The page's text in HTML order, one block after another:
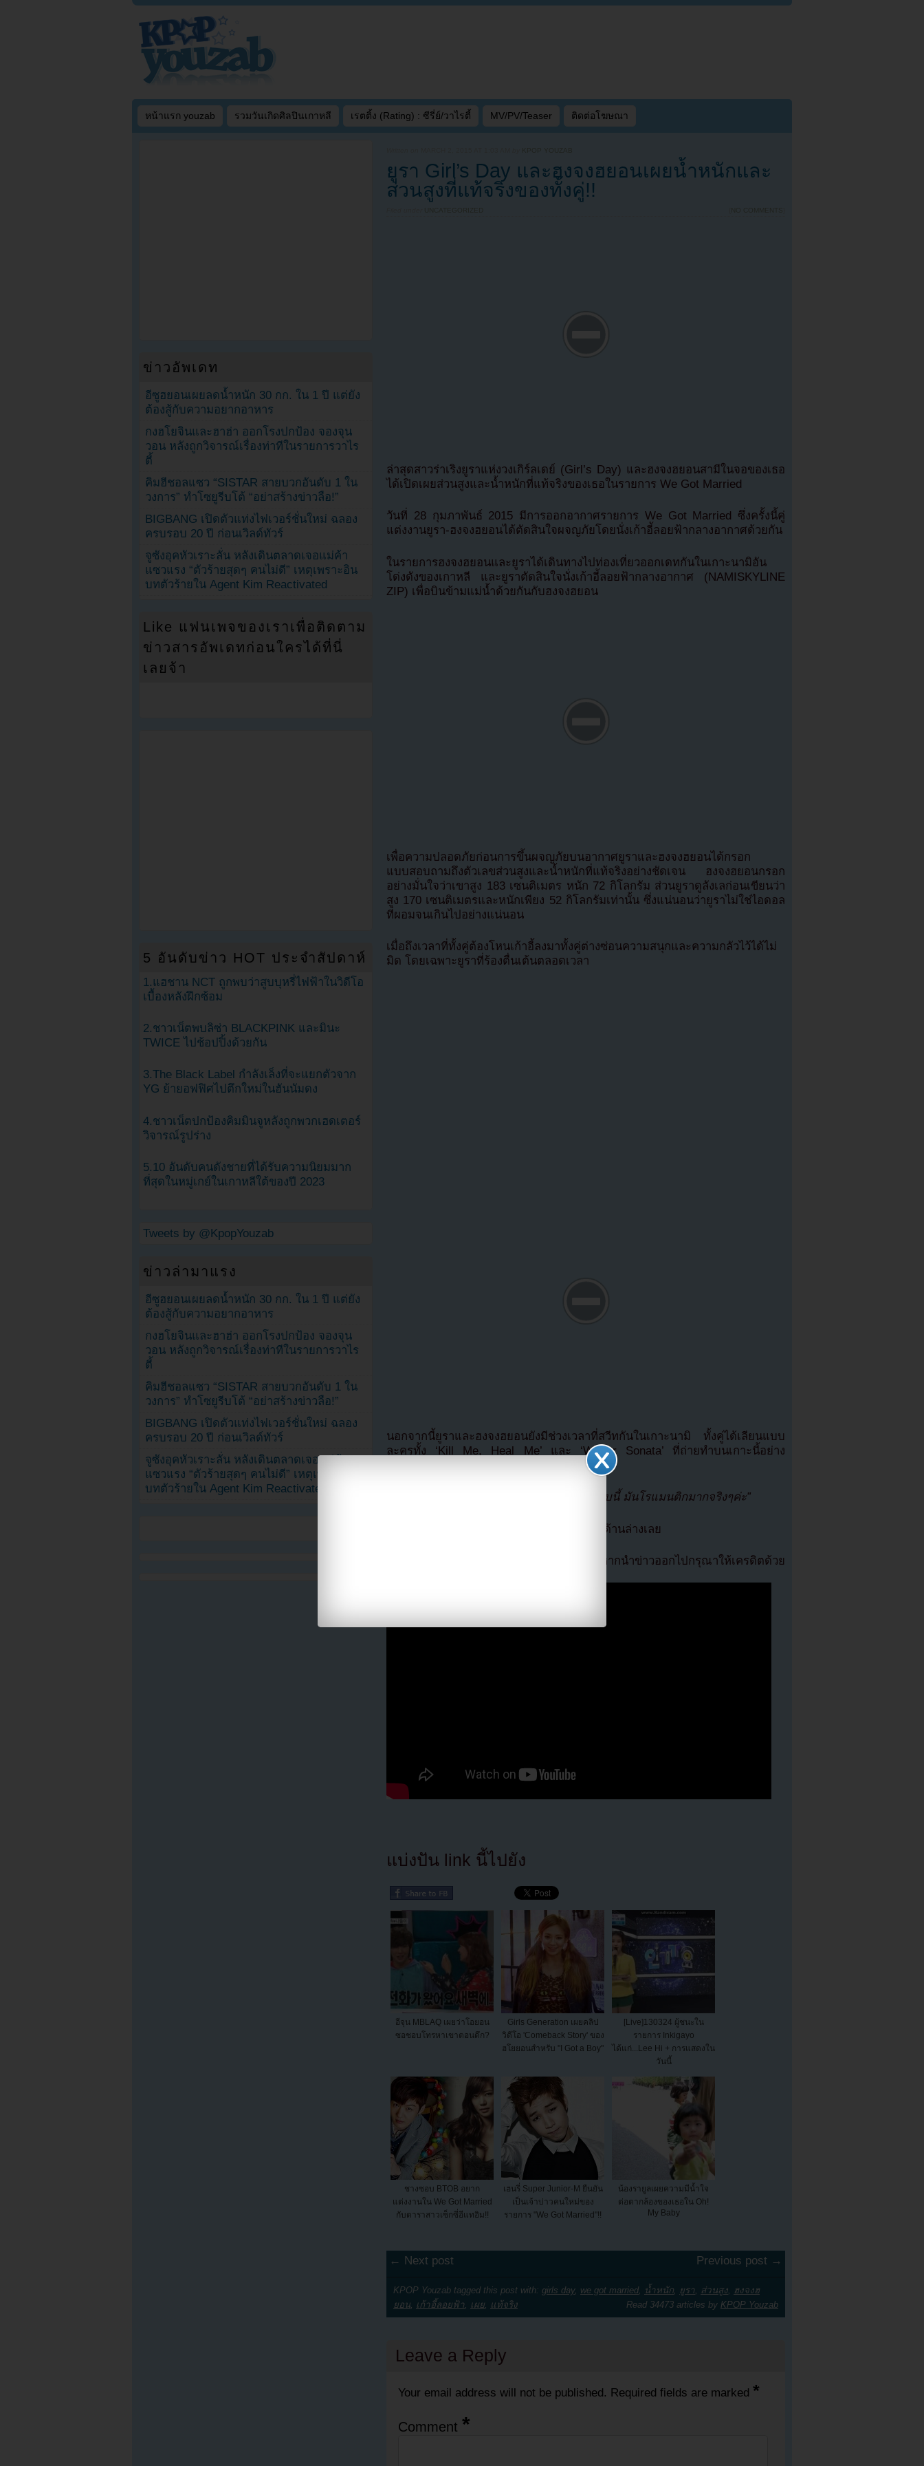
หน้าแรก youzab รวมวันเกิดศิลปินเกาหลี เรตติ้ง (Rating) : ซีรี่ย์/วาไรตี้ MV/PV/Teaser ติดต่อโฆษณา
KPOP YOUZAB
ยูรา Girl’s Day และฮงจงฮยอนเผยน้ำหนักและ
ส่วนสูงที่แท้จริงของทั้งคู่!!
UNCATEGORIZED NO COMMENTS
ล่าสุดสาวร่าเริงยูราแห่งวงเกิร์ลเดย์ (Girl’s Day) และฮงจงฮยอนสามีในจอของเธอ
ได้เปิดเผยส่วนสูงและน้ำหนักที่แท้จริงของเธอในรายการ We Got Married
วันที่ 28 กุมภาพันธ์ 2015 มีการออกอากาศรายการ We Got Married ซึ่งครั้งนี้คู่
แต่งงานยูรา-ฮงจงฮยอนได้ตัดสินใจผจญภัยโดยนั่งเก้าอี้ลอยฟ้ากลางอากาศด้วยกัน
ในรายการฮงจงฮยอนและยูราได้เดินทางไปท่องเที่ยวออกเดทกันในเกาะนามิอัน
โด่งดังของเกาหลี และยูราตัดสินใจนั่งเก้าอี้ลอยฟ้ากลางอากาศ (NAMISKYLINE
ZIP) เพื่อบินข้ามแม่น้ำด้วยกันกับฮงจงฮยอน
เพื่อความปลอดภัยก่อนการขึ้นผจญภัยบนอากาศยูราและฮงจงฮยอนได้กรอก
แบบสอบถามถึงตัวเลขส่วนสูงและน้ำหนักที่แท้จริงอย่างชัดเจน ฮงจงฮยอนกรอก
อย่างมั่นใจว่าเขาสูง 183 เซนติเมตร หนัก 72 กิโลกรัม ส่วนยูราดูลังเลก่อนเขียนว่า
สูง 170 เซนติเมตรและหนักเพียง 52 กิโลกรัมเท่านั้น ซึ่งแน่นอนว่ายูราไม่ใช่ไอดอล
ที่ผอมจนเกินไปอย่างแน่นอน
เมื่อถึงเวลาที่ทั้งคู่ต้องโหนเก้าอี้ลงมาทั้งคู่ต่างซ่อนความสนุกและความกลัวไว้ได้ไม่
มิด โดยเฉพาะยูราที่ร้องตื่นเต้นตลอดเวลา
นอกจากนี้ยูราและฮงจงฮยอนยังมีช่วงเวลาที่สวีทกันในเกาะนามิ ทั้งคู่ได้เลียนแบบ
ละครทั้ง ‘Kill Me, Heal Me’ และ ‘Winter Sonata’ ที่ถ่ายทำบนเกาะนี้อย่าง
สนุกสนาน รวมทั้งยังขี่จักรยานคู่กันอีกด้วย
“นี่เป็นครั้งแรกที่ฉันขี่จักรยานแบบนี้ มันโรแมนติกมากจริงๆค่ะ”
ชมคลิปความน่ารักของฮงจงฮยอนและยูราได้ด้านล่างเลย
หากนำข่าวออกไปกรุณาให้เครดิตด้วย
แบ่งปัน link นี้ไปยัง
อีจุน MBLAQ เผยว่าโอยอน
ซอชอบโทรหาเขาตอนดึก?
Girls Generation เผยคลิป
วิดีโอ 'Comeback Story' ของ
ฮโยยอนสำหรับ "I Got a Boy"
[Live]130324 ผู้ชนะใน
รายการ Inkigayo
ได้แก่...Lee Hi + การแสดงใน
วันนี้
ชางซอบ BTOB อยาก
แต่งงานใน We Got Married
กับดาราสาวเซ็กซี่อีแทอิม!!
เฮนรี่ Super Junior-M ยืนยัน
เป็นเจ้าบ่าวคนใหม่ของ
รายการ "We Got Married"!!
น้องรายูลเผยความมีน้ำใจ
ต่อตากล้องของเธอใน Oh!
My Baby
← Next post Previous post →
KPOP Youzab tagged this post with: girls day, we got married น้ำหนัก ยูรา ส่วนสูง
ฮงจงฮ
ยอน
เก้าอี้ลอยฟ้า เผย แท้จริง Read 34473 articles by KPOP Youzab
Leave a Reply
Your email address will not be published. Required fields are marked *
Comment *
ข่าวอัพเดท
อีซูฮยอนเผยลดน้ำหนัก 30 กก. ใน 1 ปี แต่ยัง
ต้องสู้กับความอยากอาหาร
กงฮโยจินและฮาฮ่า ออกโรงปกป้อง จองจุน
วอน หลังถูกวิจารณ์เรื่องท่าทีในรายการวาไร
ตี้
คิมฮีชอลแซว “SISTAR สายบวกอันดับ 1 ใน
วงการ” ทำโซยูรีบโต้ “อย่าสร้างข่าวลือ!”
BIGBANG เปิดตัวแท่งไฟเวอร์ชั่นใหม่ ฉลอง
ครบรอบ 20 ปี ก่อนเวิลด์ทัวร์
จูซังอุคหัวเราะลั่น หลังเดินตลาดเจอแม่ค้า
แซวแรง “ตัวร้ายสุดๆ คนไม่ดี” เหตุเพราะอิน
บทตัวร้ายใน Agent Kim Reactivated
Like แฟนเพจของเราเพื่อติดตาม
ข่าวสารอัพเดทก่อนใครได้ที่นี่
เลยจ้า
5 อันดับข่าว HOT ประจำสัปดาห์
1.แฮชาน NCT ถูกพบว่าสูบบุหรี่ไฟฟ้าในวิดีโอ
เบื้องหลังฝึกซ้อม
2.ชาวเน็ตพบลิซ่า BLACKPINK และมินะ
TWICE ไปช้อปปิ้งด้วยกัน
3.The Black Label กำลังเล็งที่จะแยกตัวจาก
YG ย้ายอฟฟิศไปตึกใหม่ในฮันนัมดง
4.ชาวเน็ตปกป้องคิมมินจูหลังถูกพวกเฮดเตอร์
วิจารณ์รูปร่าง
5.10 อันดับคนดังชายที่ได้รับความนิยมมาก
ที่สุดในหมู่เกย์ในเกาหลีใต้ของปี 2023
Tweets by @KpopYouzab
ข่าวล่ามาแรง
อีซูฮยอนเผยลดน้ำหนัก 30 กก. ใน 1 ปี แต่ยัง
ต้องสู้กับความอยากอาหาร
กงฮโยจินและฮาฮ่า ออกโรงปกป้อง จองจุน
วอน หลังถูกวิจารณ์เรื่องท่าทีในรายการวาไร
ตี้
คิมฮีชอลแซว “SISTAR สายบวกอันดับ 1 ใน
วงการ” ทำโซยูรีบโต้ “อย่าสร้างข่าวลือ!”
BIGBANG เปิดตัวแท่งไฟเวอร์ชั่นใหม่ ฉลอง
ครบรอบ 20 ปี ก่อนเวิลด์ทัวร์
จูซังอุคหัวเราะลั่น หลังเดินตลาดเจอแม่ค้า
แซวแรง “ตัวร้ายสุดๆ คนไม่ดี” เหตุเพราะอิน
บทตัวร้ายใน Agent Kim Reactivated